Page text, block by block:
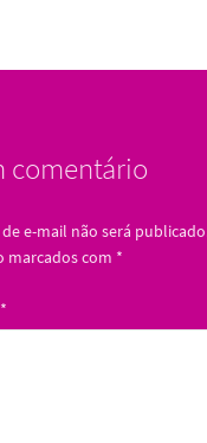
comentário
e-mail não será
marcados com *
*